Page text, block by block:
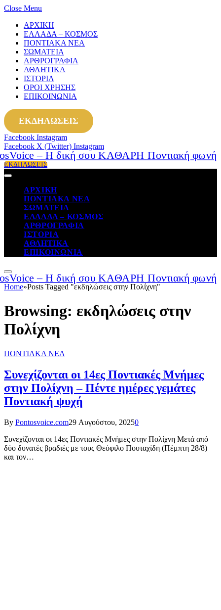
Close Menu
ΑΡΧΙΚΗ
ΕΛΛΑΔΑ – ΚΟΣΜΟΣ
ΠΟΝΤΙΑΚΑ ΝΕΑ
ΣΩΜΑΤΕΙΑ
ΑΡΘΡΟΓΡΑΦΙΑ
ΑΘΛΗΤΙΚΑ
ΙΣΤΟΡΙΑ
ΟΡΟΙ ΧΡΗΣΗΣ
ΕΠΙΚΟΙΝΩΝΙΑ
ΕΚΔΗΛΩΣΕΙΣ
Facebook Instagram
Facebook X (Twitter) Instagram
ΕΚΔΗΛΩΣΕΙΣ
ΑΡΧΙΚΗ
ΠΟΝΤΙΑΚΑ ΝΕΑ
ΣΩΜΑΤΕΙΑ
ΕΛΛΑΔΑ – ΚΟΣΜΟΣ
ΑΡΘΡΟΓΡΑΦΙΑ
ΙΣΤΟΡΙΑ
ΑΘΛΗΤΙΚΑ
ΕΠΙΚΟΙΝΩΝΙΑ
Home»Posts Tagged "εκδηλώσεις στην Πολίχνη"
Browsing: εκδηλώσεις στην
Πολίχνη
ΠΟΝΤΙΑΚΑ ΝΕΑ
Συνεχίζονται οι 14ες Ποντιακές Μνήμες
στην Πολίχνη – Πέντε ημέρες γεμάτες
Ποντιακή ψυχή
By Pontosvoice.com29 Αυγούστου, 20250
Συνεχίζονται οι 14ες Ποντιακές Μνήμες στην Πολίχνη Μετά από
δύο δυνατές βραδιές με τους Θεόφιλο Πουταχίδη (Πέμπτη 28/8)
και τον…